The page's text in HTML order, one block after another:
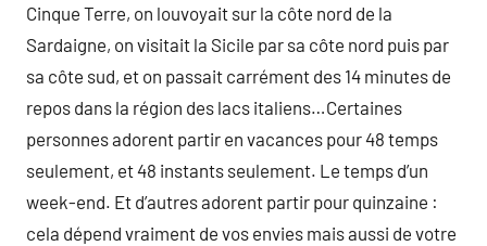
Cinque Terre, on louvoyait sur la côte nord de la
Sardaigne, on visitait la Sicile par sa côte nord puis par
sa côte sud, et on passait carrément des 14 minutes de
repos dans la région des lacs italiens…Certaines
personnes adorent partir en vacances pour 48 temps
seulement, et 48 instants seulement. Le temps d’un
week-end. Et d’autres adorent partir pour quinzaine :
cela dépend vraiment de vos envies mais aussi de votre